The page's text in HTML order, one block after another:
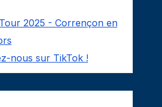
2025 - Corrençon en
nous sur TikTok !